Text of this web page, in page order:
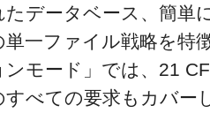
たデータベース、簡単
単一ファイル戦略を特
ンモード」では、21
すべての要求もカバー